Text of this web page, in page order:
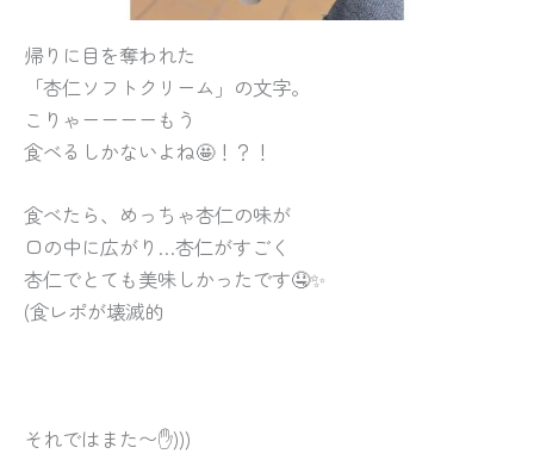
帰りに目を奪われた
「杏仁ソフトクリーム」の文字。
こりゃーーーーもう
食べるしかないよね🤩！？！
食べたら、めっちゃ杏仁の味が
口の中に広がり…杏仁がすごく
杏仁でとても美味しかったです🤤✨
(食レポが壊滅的
それではまた〜✋)))